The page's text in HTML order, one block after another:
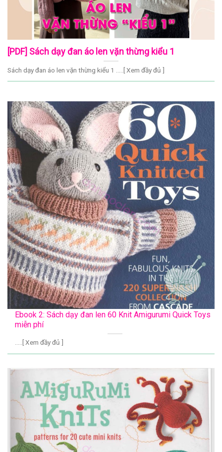
[PDF] Sách dạy đan áo len vặn thừng kiểu 1
Sách dạy đan áo len vặn thừng kiểu 1 .....[ Xem đầy đủ ]
Ebook 2: Sách dạy đan len 60 Knit Amigurumi Quick Toys
miễn phí
.....[ Xem đầy đủ ]